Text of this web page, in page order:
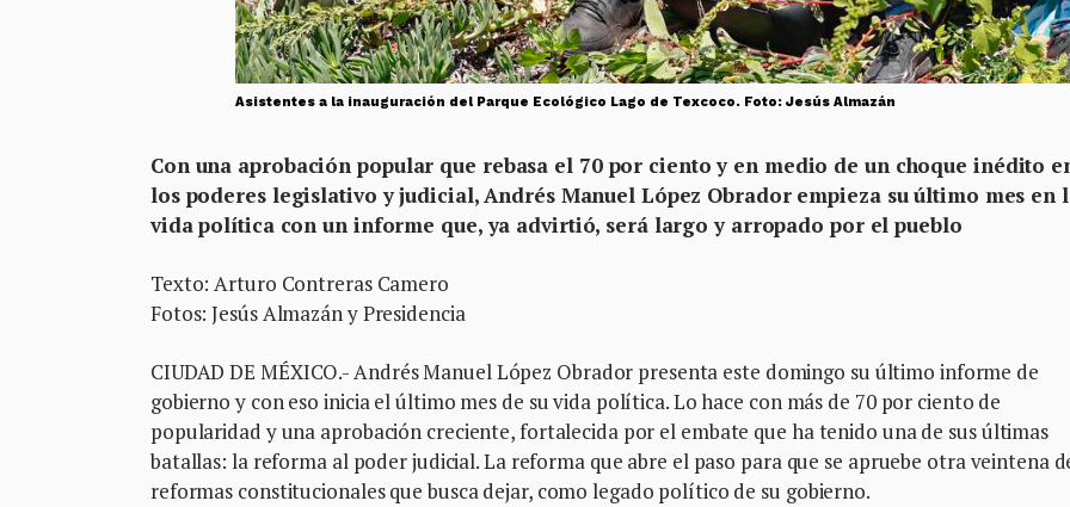
Asistentes a la inauguración del Parque Ecológico Lago de Texcoco. Foto: Jesús Almazán
Con una aprobación popular que rebasa el 70 por ciento y en medio de un choque inédito
los poderes legislativo y judicial, Andrés Manuel López Obrador empieza su último mes en
vida política con un informe que, ya advirtió, será largo y arropado por el pueblo
Texto: Arturo Contreras Camero
Fotos: Jesús Almazán y Presidencia
CIUDAD DE MÉXICO.- Andrés Manuel López Obrador presenta este domingo su último informe de
gobierno y con eso inicia el último mes de su vida política. Lo hace con más de 70 por ciento de
popularidad y una aprobación creciente, fortalecida por el embate que ha tenido una de sus últimas
batallas: la reforma al poder judicial. La reforma que abre el paso para que se apruebe otra veintena
reformas constitucionales que busca dejar, como legado político de su gobierno.